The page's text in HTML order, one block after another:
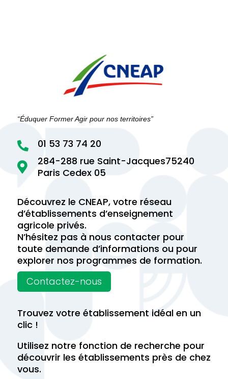
“Éduquer Former Agir pour nos territoires”


284-288 rue Saint-Jacques75240
Paris Cedex 05
01 53 73 74 20
Découvrez le CNEAP, votre réseau
d’établissements d’enseignement
agricole privés.
N’hésitez pas à nous contacter pour
toute demande d’informations ou pour
explorer nos programmes de formation.
Contactez-nous
Trouvez votre établissement idéal en un
clic !
Utilisez notre fonction de recherche pour
découvrir les établissements près de chez
vous.